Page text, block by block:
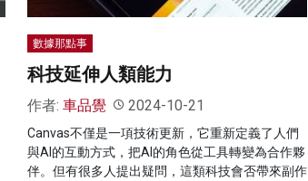
數據那點事
科技延伸人類能力
作者: 車品覺 2024-10-21
Canvas不僅是一項技術更新，它重新定義了人們
與AI的互動方式，把AI的角色從工具轉變為合作夥
伴。但有很多人提出疑問，這類科技會否帶來副作